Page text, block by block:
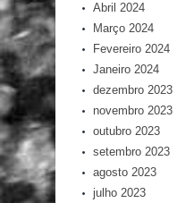
Abril 2024
Março 2024
Fevereiro 2024
Janeiro 2024
dezembro 2023
novembro 2023
outubro 2023
setembro 2023
agosto 2023
julho 2023